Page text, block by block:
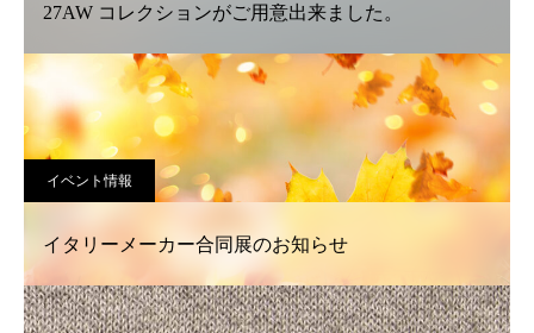
27AW コレクションがご用意出来ました。
イベント情報
イタリーメーカー合同展のお知らせ